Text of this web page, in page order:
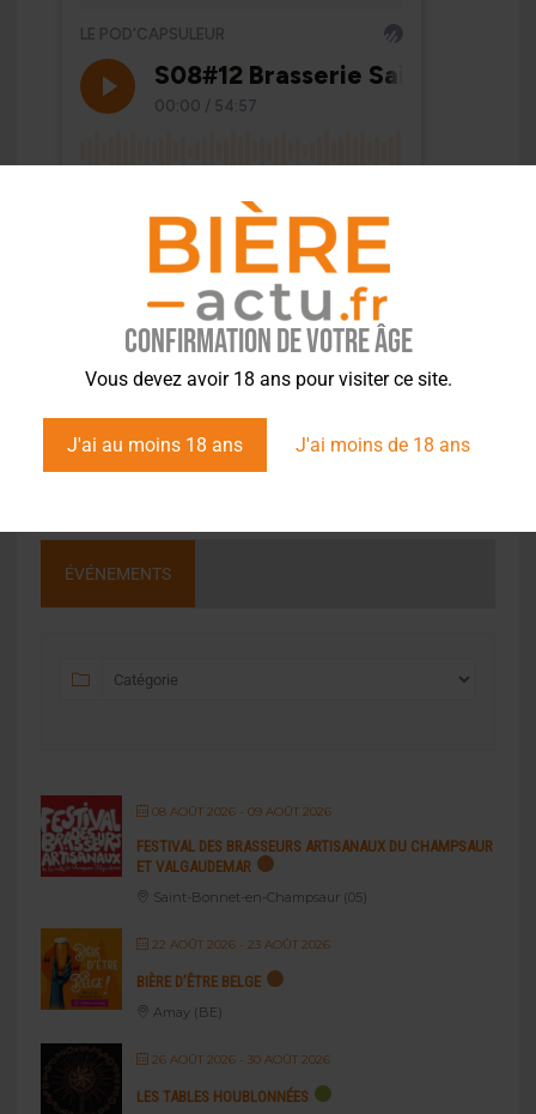
Confirmation de votre âge
Vous devez avoir 18 ans pour visiter ce site.
J'ai au moins 18 ans J'ai moins de 18 ans
ÉVÉNEMENTS
08 AOÛT 2026- 09 AOÛT 2026
FESTIVAL DES BRASSEURS ARTISANAUX DU CHAMPSAUR
ET VALGAUDEMAR
Saint-Bonnet-en-Champsaur (05)
22 AOÛT 2026- 23 AOÛT 2026
BIÈRE D’ÊTRE BELGE
Amay (BE)
26 AOÛT 2026- 30 AOÛT 2026
LES TABLES HOUBLONNÉES